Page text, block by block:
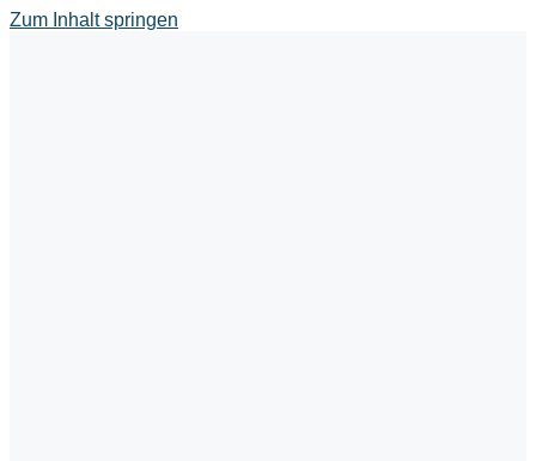
Zum Inhalt springen